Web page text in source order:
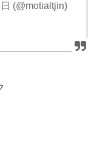
(@motialtjin)